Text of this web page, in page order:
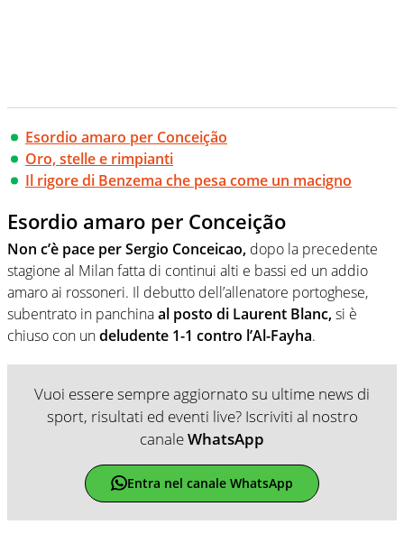
Esordio amaro per Conceição
Oro, stelle e rimpianti
Il rigore di Benzema che pesa come un macigno
Esordio amaro per Conceição
Non c’è pace per Sergio Conceicao, dopo la precedente
stagione al Milan fatta di continui alti e bassi ed un addio
amaro ai rossoneri. Il debutto dell’allenatore portoghese,
subentrato in panchinaal posto di Laurent Blanc,si è
chiuso con undeludente 1-1 contro l’Al-Fayha.
Vuoi essere sempre aggiornato su ultime news di
sport, risultati ed eventi live? Iscriviti al nostro
canaleWhatsApp
Entra nel canale WhatsApp